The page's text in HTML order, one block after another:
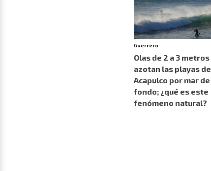
Guerrero
Olas de 2 a 3 metros
azotan las playas de
Acapulco por mar de
fondo; ¿qué es este
fenómeno natural?